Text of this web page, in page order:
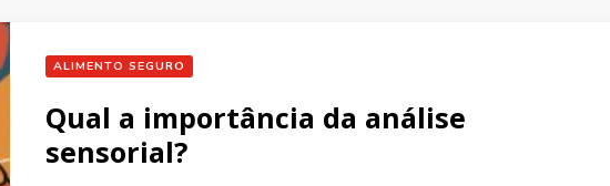
ALIMENTO SEGURO
Qual a importância da análise
sensorial?